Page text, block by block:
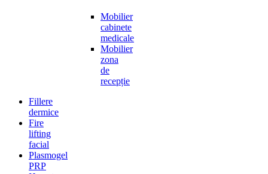
Mobilier
cabinete
medicale
Mobilier
zona
de
recepție
Fillere
dermice
Fire
lifting
facial
Plasmogel
PRP